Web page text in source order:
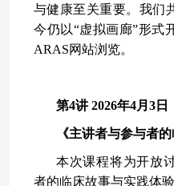
与健康至关重要。我们
今仍以“虚拟画廊”形式
ARAS网站浏览。
第4讲 2026年4月3日
《主讲者与参与者
本次课程将为开放
者的临床故事与实践体验